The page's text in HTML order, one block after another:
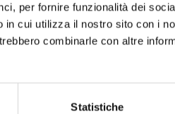
per fornire funzionalità dei
cui utilizza il nostro sito con i
combinarle con altre
Statistiche